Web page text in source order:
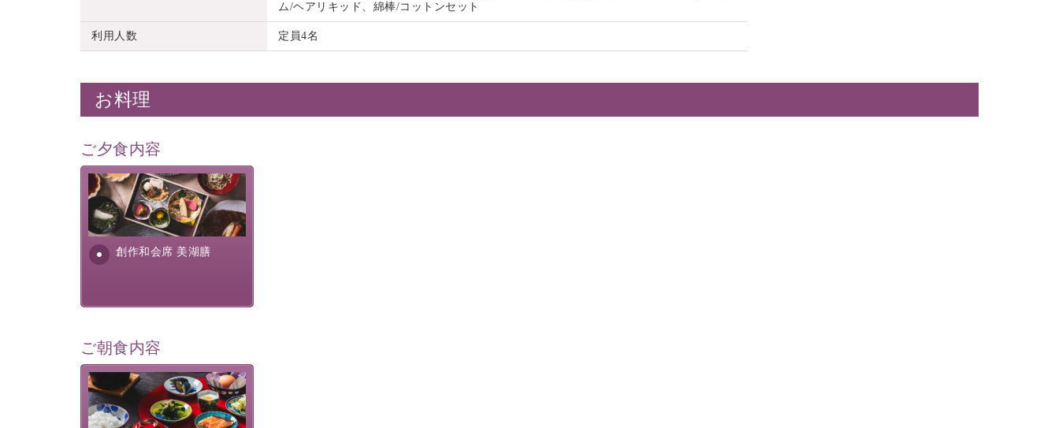
ム/ヘアリキッド、綿棒/コットンセット
利用人数 定員4名
お料理
ご夕食内容
創作和会席 美湖膳
美湖膳とは諏訪の地で特別を
提供する為に料理長・神原 裕
明が考え出した創作和会席で
す。美しい諏訪湖の幸...
ご朝食内容
さっぱりとした和食膳に使わ
れる食材は、諏訪の名産品を